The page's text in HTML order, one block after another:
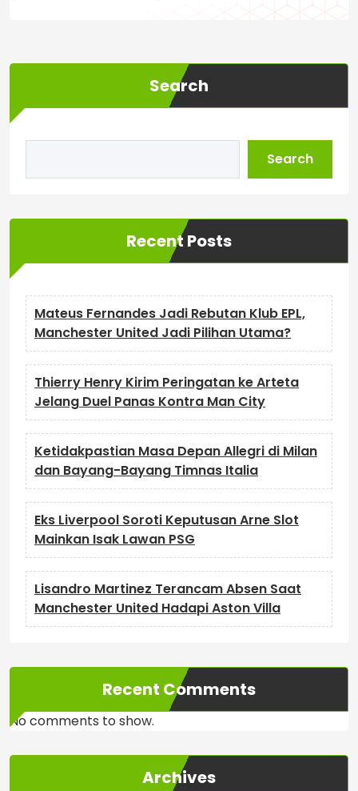
Search
Search
Recent Posts
Mateus Fernandes Jadi Rebutan Klub EPL,
Manchester United Jadi Pilihan Utama?
Thierry Henry Kirim Peringatan ke Arteta
Jelang Duel Panas Kontra Man City
Ketidakpastian Masa Depan Allegri di Milan
dan Bayang-Bayang Timnas Italia
Eks Liverpool Soroti Keputusan Arne Slot
Mainkan Isak Lawan PSG
Lisandro Martinez Terancam Absen Saat
Manchester United Hadapi Aston Villa
Recent Comments
No comments to show.
Archives